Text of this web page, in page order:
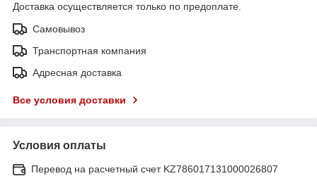
Доставка осуществляется только по предоплате.
Самовывоз
Транспортная компания
Адресная доставка
Все условия доставки
Условия оплаты
Перевод на расчетный счет KZ786017131000026807